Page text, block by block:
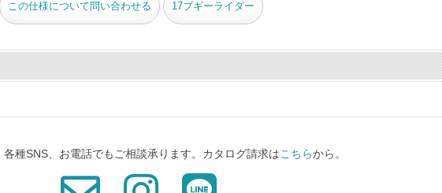
この仕様について問い合わせる 17ブギーライダー
各種SNS、お電話でもご相談承ります。カタログ請求はこちらから。